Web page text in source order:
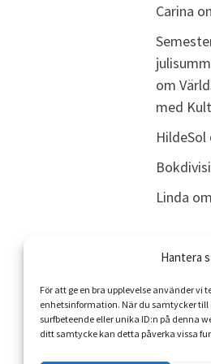
Hantera
För att ge en bra upplevelse använder
enhetsinformation. När du samtycker
surfbeteende eller unika ID:n på denna
ditt samtycke kan detta påverka vissa
Carina
om
med
HildeSol
Linda om
ARKIV
Arkiv